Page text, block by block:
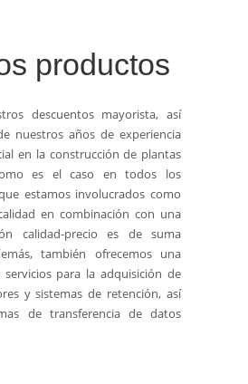
productos
descuentos mayorista, así
nuestros años de experiencia
en la construcción de plantas
es el caso en todos los
estamos involucrados como
en combinación con una
calidad-precio es de suma
también ofrecemos una
para la adquisición de
y sistemas de retención, así
de transferencia de datos